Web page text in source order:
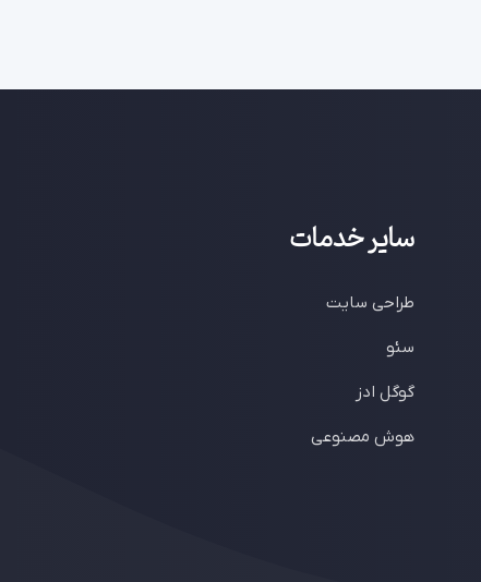
سایر خدمات
طراحی سایت
سئو
گوگل ادز
هوش مصنوعی